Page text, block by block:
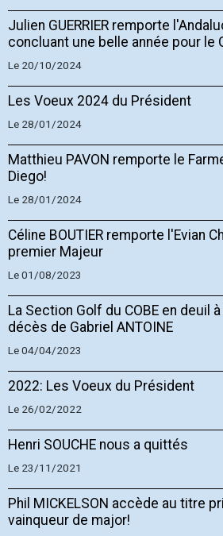
Julien GUERRIER remporte
concluant une belle année pour le
Le 20/10/2024
Les Voeux 2024 du Président
Le 28/01/2024
Matthieu PAVON remporte le
Diego!
Le 28/01/2024
Céline BOUTIER remporte l'Evian
premier Majeur
Le 01/08/2023
La Section Golf du COBE en deuil
décès de Gabriel ANTOINE
Le 04/04/2023
2022: Les Voeux du Président
Le 26/02/2022
Henri SOUCHE nous a quittés
Le 23/11/2021
Phil MICKELSON accède au titre
vainqueur de major!